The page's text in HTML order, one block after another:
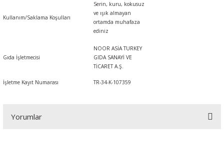
Kullanım/Saklama Koşulları
Serin, kuru, kokusuz
ve ışık almayan
ortamda muhafaza
ediniz
Gıda İşletmecisi
NOOR ASİA TURKEY
GIDA SANAYİ VE
TİCARET A.Ş.
İşletme Kayıt Numarası TR-34-K-107359
Yorumlar